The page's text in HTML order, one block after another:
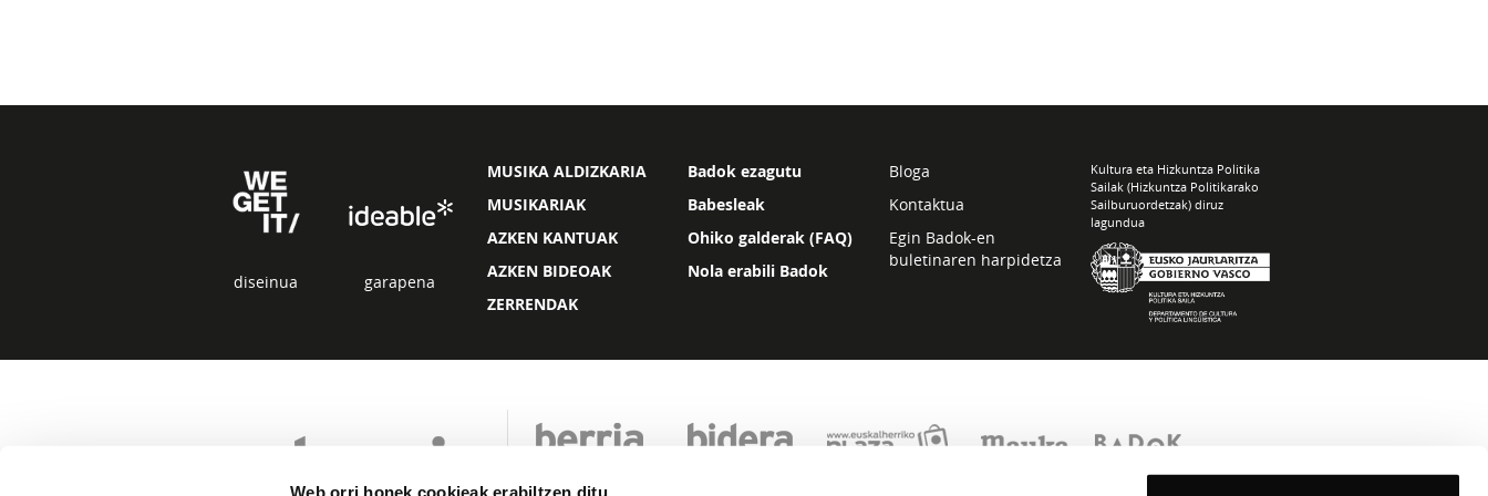
Web orri honek cookieak erabiltzen ditu
diseinua garapena
MUSIKA ALDIZKARIA
MUSIKARIAK
AZKEN KANTUAK
AZKEN BIDEOAK
ZERRENDAK
Badok ezagutu
Babesleak
Ohiko galderak (FAQ)
Nola erabili Badok
Bloga
Kontaktua
Egin Badok-en
buletinaren harpidetza
Kultura eta Hizkuntza Politika
Sailak (Hizkuntza Politikarako
Sailburuordetzak) diruz
lagundua